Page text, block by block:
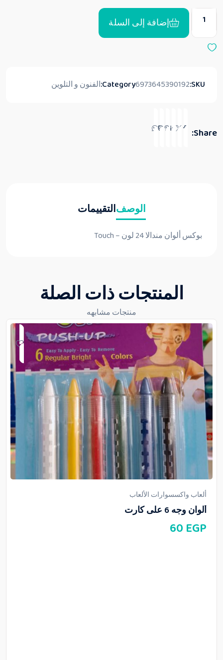
ن
إضافة إلى السلة
SKU:
6973645390192
Category: الفنون و التلوين
Share:
الوصفالتقييمات
بوكس ألوان مندالا 24 لون – Touch
المنتجات ذات الصلة
منتجات مشابهه
ألعاب واكسسوارات الألعاب
ألوان وجه 6 على كارت
60 EGP